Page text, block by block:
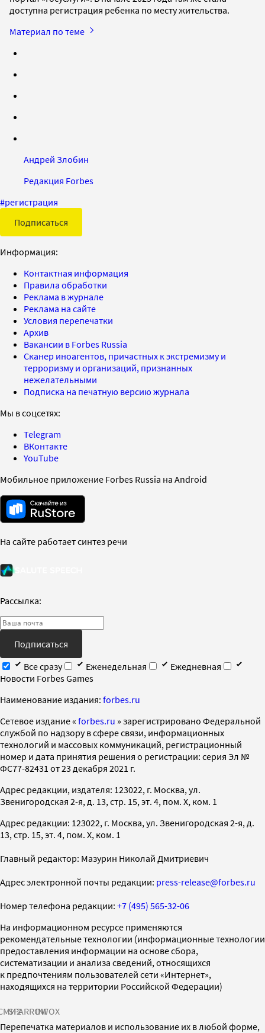
доступна регистрация ребенка по месту жительства.
Материал по теме
Андрей Злобин
Редакция Forbes
#регистрация
Подписаться
Информация:
Контактная информация
Правила обработки
Реклама в журнале
Реклама на сайте
Условия перепечатки
Архив
Вакансии в Forbes Russia
Сканер иноагентов, причастных к экстремизму и
терроризму и организаций, признанных
нежелательными
Подписка на печатную версию журнала
Мы в соцсетях:
Telegram
ВКонтакте
YouTube
Мобильное приложение Forbes Russia на Android
На сайте работает синтез речи
Рассылка:
Подписаться
Все сразу
Еженедельная
Ежедневная
Новости Forbes Games
Наименование издания: forbes.ru
Cетевое издание « forbes.ru » зарегистрировано Федеральной
службой по надзору в сфере связи, информационных
технологий и массовых коммуникаций, регистрационный
номер и дата принятия решения о регистрации: серия Эл №
ФС77-82431 от 23 декабря 2021 г.
Адрес редакции, издателя: 123022, г. Москва, ул.
Звенигородская 2-я, д. 13, стр. 15, эт. 4, пом. X, ком. 1
Адрес редакции: 123022, г. Москва, ул. Звенигородская 2-я, д.
13, стр. 15, эт. 4, пом. X, ком. 1
Главный редактор: Мазурин Николай Дмитриевич
Адрес электронной почты редакции: press-release@forbes.ru
Номер телефона редакции: +7 (495) 565-32-06
На информационном ресурсе применяются
рекомендательные технологии (информационные технологии
предоставления информации на основе сбора,
систематизации и анализа сведений, относящихся
к предпочтениям пользователей сети «Интернет»,
находящихся на территории Российской Федерации)
SPARROWINFOX
Перепечатка материалов и использование их в любой форме,